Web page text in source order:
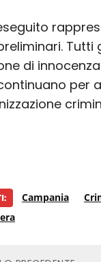
di
per
Campania